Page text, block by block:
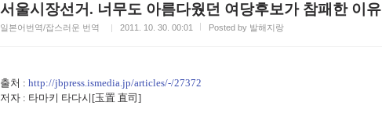
서울시장선거. 너무도 아름다웠던 여당후보가 참패한 이유
일본어번역/잡스러운 번역 2011. 10. 30. 00:01 Posted by 발해지랑
출처 : http://jbpress.ismedia.jp/articles/-/27372
저자 : 타마키 타다시[玉置 直司]